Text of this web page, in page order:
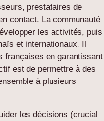
prestataires de
contact. La communauté
les activités, puis
et internationaux. Il
françaises en garantissant
est de permettre à des
à plusieurs
les décisions (crucial